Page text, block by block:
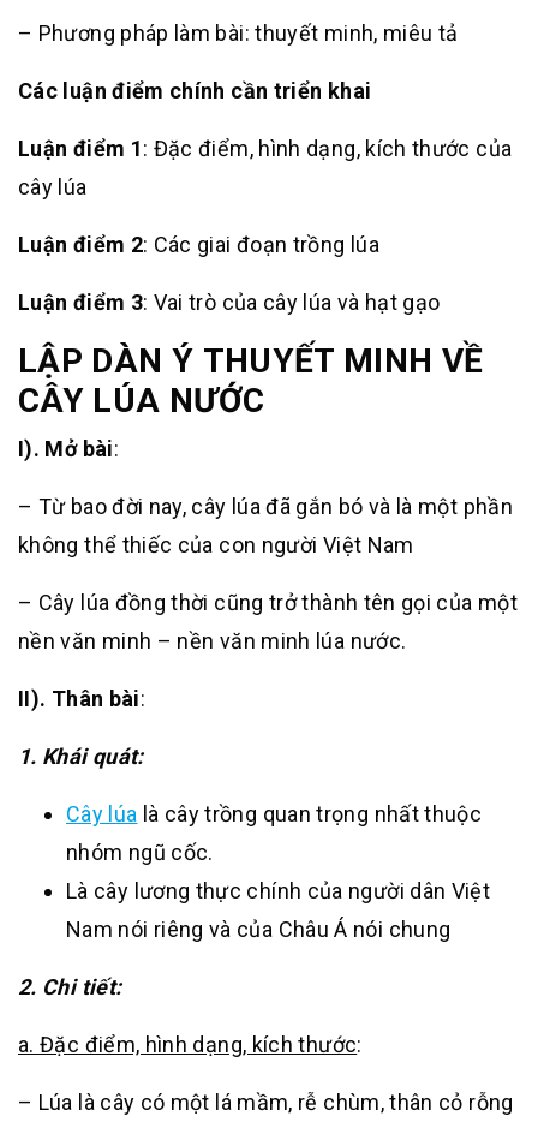
– Phương pháp làm bài: thuyết minh, miêu tả
Các luận điểm chính cần triển khai
Luận điểm 1: Đặc điểm, hình dạng, kích thước của
cây lúa
Luận điểm 2: Các giai đoạn trồng lúa
Luận điểm 3: Vai trò của cây lúa và hạt gạo
LẬP DÀN Ý THUYẾT MINH VỀ
CÂY LÚA NƯỚC
I). Mở bài:
– Từ bao đời nay, cây lúa đã gắn bó và là một phần
không thể thiếc của con người Việt Nam
– Cây lúa đồng thời cũng trở thành tên gọi của một
nền văn minh – nền văn minh lúa nước.
II). Thân bài:
1. Khái quát:
Cây lúa là cây trồng quan trọng nhất thuộc
nhóm ngũ cốc.
Là cây lương thực chính của người dân Việt
Nam nói riêng và của Châu Á nói chung
2. Chi tiết:
a. Đặc điểm, hình dạng, kích thước:
– Lúa là cây có một lá mầm, rễ chùm, thân cỏ rỗng